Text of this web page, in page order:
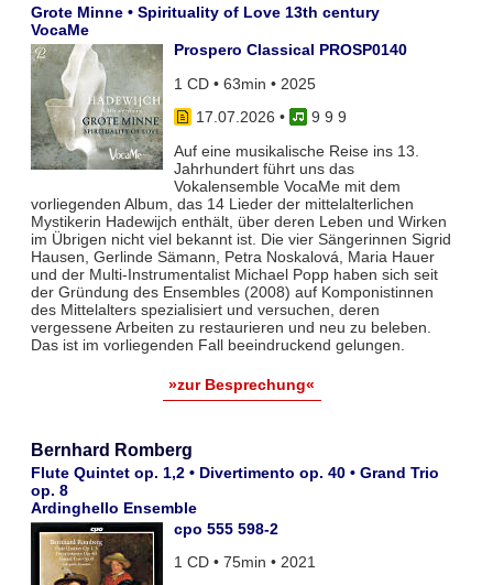
Grote Minne • Spirituality of Love 13th century
VocaMe
Prospero Classical PROSP0140
1 CD • 63min • 2025
17.07.2026 •
9 9 9
Auf eine musikalische Reise ins 13.
Jahrhundert führt uns das
Vokalensemble VocaMe mit dem
vorliegenden Album, das 14 Lieder der mittelalterlichen
Mystikerin Hadewijch enthält, über deren Leben und Wirken
im Übrigen nicht viel bekannt ist. Die vier Sängerinnen Sigrid
Hausen, Gerlinde Sämann, Petra Noskalová, Maria Hauer
und der Multi-Instrumentalist Michael Popp haben sich seit
der Gründung des Ensembles (2008) auf Komponistinnen
des Mittelalters spezialisiert und versuchen, deren
vergessene Arbeiten zu restaurieren und neu zu beleben.
Das ist im vorliegenden Fall beeindruckend gelungen.
»zur Besprechung«
Bernhard Romberg
Flute Quintet op. 1,2 • Divertimento op. 40 • Grand Trio
op. 8
Ardinghello Ensemble
cpo 555 598-2
1 CD • 75min • 2021